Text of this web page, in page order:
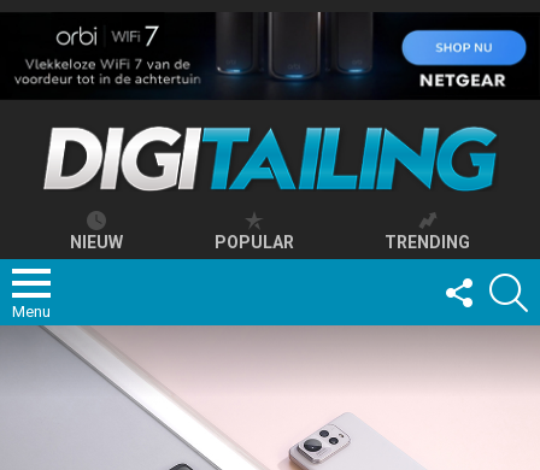
NIEUW POPULAR TRENDING
Menu
FOLLOW
US